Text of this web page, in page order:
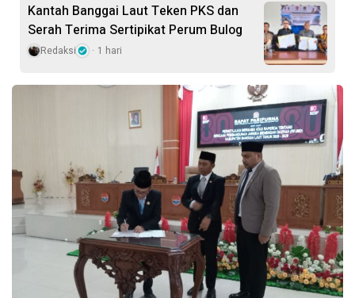
Kantah Banggai Laut Teken PKS dan
Serah Terima Sertipikat Perum Bulog
Redaksi 1 hari